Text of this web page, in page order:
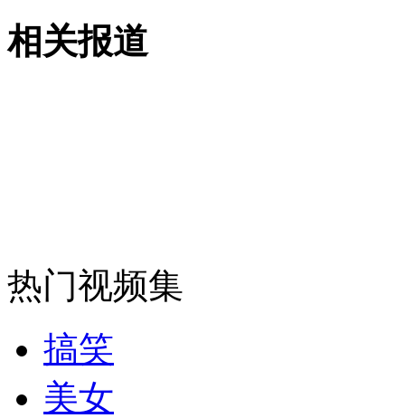
走！跟着总书记去植树
消防员救轻生者
相关报道
热门视频集
搞笑
美女